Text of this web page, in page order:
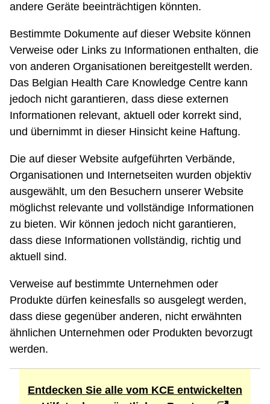
andere Geräte beeinträchtigen könnten.
Bestimmte Dokumente auf dieser Website können
Verweise oder Links zu Informationen enthalten, die
von anderen Organisationen bereitgestellt werden.
Das Belgian Health Care Knowledge Centre kann
jedoch nicht garantieren, dass diese externen
Informationen relevant, aktuell oder korrekt sind,
und übernimmt in dieser Hinsicht keine Haftung.
Die auf dieser Website aufgeführten Verbände,
Organisationen und Internetseiten wurden objektiv
ausgewählt, um den Besuchern unserer Website
möglichst relevante und vollständige Informationen
zu bieten. Wir können jedoch nicht garantieren,
dass diese Informationen vollständig, richtig und
aktuell sind.
Verweise auf bestimmte Unternehmen oder
Produkte dürfen keinesfalls so ausgelegt werden,
dass diese gegenüber anderen, nicht erwähnten
ähnlichen Unternehmen oder Produkten bevorzugt
werden.
Entdecken Sie alle vom KCE entwickelten